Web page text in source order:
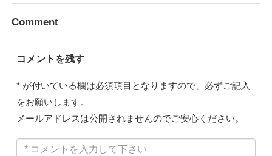
Comment
コメントを残す
* が付いている欄は必須項目となりますので、必ずご記入
をお願いします。
メールアドレスは公開されませんのでご安心ください。